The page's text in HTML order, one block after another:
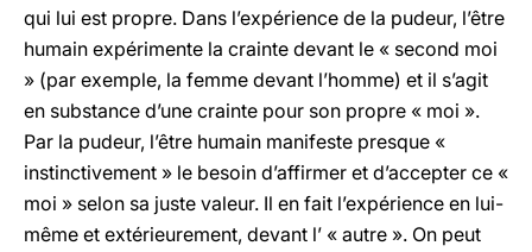
qui lui est propre. Dans l’expérience de la pudeur, l’être
humain expérimente la crainte devant le « second moi
» (par exemple, la femme devant l’homme) et il s’agit
en substance d’une crainte pour son propre « moi ».
Par la pudeur, l’être humain manifeste presque «
instinctivement » le besoin d’affirmer et d’accepter ce «
moi » selon sa juste valeur. Il en fait l’expérience en lui-
même et extérieurement, devant l’ « autre ». On peut